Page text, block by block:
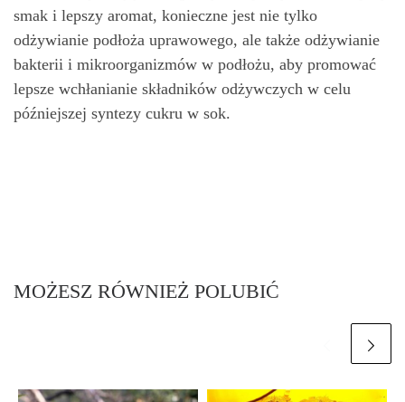
smak i lepszy aromat, konieczne jest nie tylko
odżywianie podłoża uprawowego, ale także odżywianie
bakterii i mikroorganizmów w podłożu, aby promować
lepsze wchłanianie składników odżywczych w celu
późniejszej syntezy cukru w sok.
MOŻESZ RÓWNIEŻ POLUBIĆ